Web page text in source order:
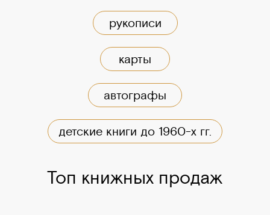
оо Предложить лот
рукописи
детские книги до 1960-х гг.
автографы
карты
Топ книжных продаж